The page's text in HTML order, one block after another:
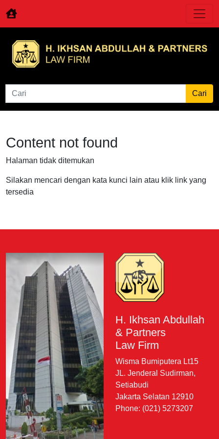
Content not found
Halaman tidak ditemukan
Silakan mencari dengan kata kunci lain atau klik link yang
tersedia
H. Ikhsan Abdullah
& Partners
Law Firm
Wisma Bumiputera Lt15
JL. Jenderal Sudirman,
Setiabudi
Jakarta Selatan 12910
Phone: (021) 5273207